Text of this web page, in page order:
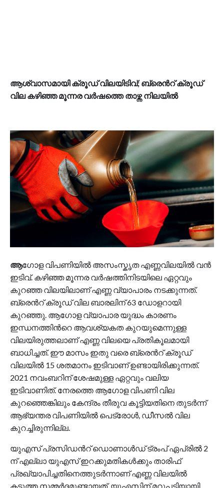
ആശ്വാസമായി ക്രൂഡ് വിലയിടിവ്; ബ്രെന്‍റ് ക്രൂഡ്
വില കഴിഞ്ഞ മൂന്നര വര്‍ഷത്തെ താഴ്ന്ന നിലയില്‍
ആഗോള വിപണിയില്‍ അസംസ്കൃത എണ്ണവിലയില്‍ വന്‍
ഇടിവ്. കഴിഞ്ഞ മൂന്നര വര്‍ഷത്തിനിടയിലെ ഏറ്റവും
കുറഞ്ഞ വിലയിലാണ് എണ്ണ വ്യാപാരം നടക്കുന്നത്.
ബ്രെന്‍റ് ക്രൂഡ് വില ബാരലിന് 63 ഡോളറായി
കുറഞ്ഞു. ആഗോള വ്യാപാര യുദ്ധം കാരണം
ഇന്ധനത്തിന്‍റെ ആവശ്യകത കുറയുമെന്നുള്ള
വിലയിരുത്തലാണ് എണ്ണ വിലയെ പ്രതികൂലമായി
ബാധിച്ചത്. ഈ മാസം ഇതു വരെ ബ്രെന്‍റ് ക്രൂഡ്
വിലയില്‍ 15 ശതമാനം ഇടിവാണ് ഉണ്ടായിരിക്കുന്നത്.
2021 നവംബറിന് ശേഷമുള്ള ഏറ്റവും വലിയ
ഇടിവാണിത്. നേരത്തെ ആഗോള വിപണി വില
കുറഞ്ഞെങ്കിലും കേന്ദ്രം തീരുവ കൂട്ടിയതിനെ തുടര്‍ന്ന്
ആഭ്യന്തര വിപണിയില്‍ പെട്രോള്‍, ഡീസല്‍ വില
കുറച്ചിരുന്നില്ല.
യുഎസ് പ്രസിഡന്‍റ് ഡൊണാള്‍ഡ് ട്രംപ് ഏപ്രില്‍ 2
ന് എല്ലാ യുഎസ് ഇറക്കുമതികള്‍ക്കും താരിഫ്
പ്രഖ്യാപിച്ചതിനെത്തുടര്‍ന്നാണ് എണ്ണ വിലയില്‍
കടുത്ത സമ്മര്‍ദ്ദമുണ്ടായത്. യുഎസിന് മറുപടിയായി